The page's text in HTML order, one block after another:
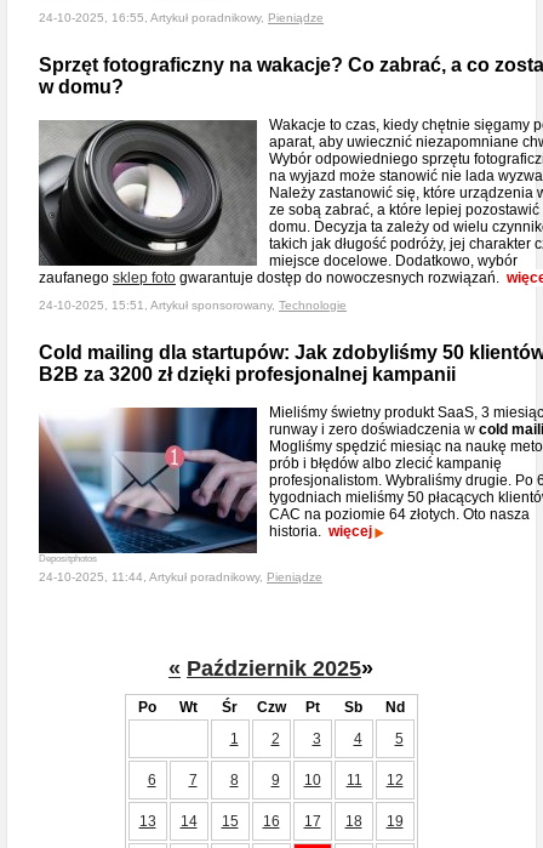
24-10-2025, 16:55, Artykuł poradnikowy, Pieniądze
Sprzęt fotograficzny na wakacje? Co zabrać, a co
w domu?
Wakacje to czas, kiedy chętnie sięgamy
aparat, aby uwiecznić niezapomniane
Wybór odpowiedniego sprzętu
na wyjazd może stanowić nie lada
Należy zastanowić się, które urządzenia
ze sobą zabrać, a które lepiej pozostawić
domu. Decyzja ta zależy od wielu
takich jak długość podróży, jej charakter
miejsce docelowe. Dodatkowo, wybór
zaufanego sklep foto gwarantuje dostęp do nowoczesnych rozwiązań.
24-10-2025, 15:51, Artykuł sponsorowany, Technologie
Cold mailing dla startupów: Jak zdobyliśmy 50
B2B za 3200 zł dzięki profesjonalnej kampanii
Depositphotos
Mieliśmy świetny produkt SaaS, 3
runway i zero doświadczenia w cold
Mogliśmy spędzić miesiąc na naukę
prób i błędów albo zlecić kampanię
profesjonalistom. Wybraliśmy drugie. Po
tygodniach mieliśmy 50 płacących
CAC na poziomie 64 złotych. Oto nasza
historia. więcej
24-10-2025, 11:44, Artykuł poradnikowy, Pieniądze
« Październik 2025»
Po Wt Śr Czw Pt Sb
Nd
1
2 3 4 5
6 7 8 9 10 11 12
13 14 15 16 17 18 19